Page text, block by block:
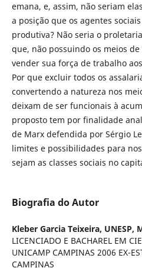
emana, e, assim, não seriam
a posição que os agentes
produtiva? Não seria o
que, não possuindo os meios
vender sua força de trabalho
Por que excluir todos os
convertendo a natureza nos
deixam de ser funcionais à
proposto tem por finalidade
de Marx defendida por Sérgio
limites e possibilidades para
sejam as classes sociais no
Biografia do Autor
Kleber Garcia Teixeira, UNESP,
LICENCIADO E BACHAREL EM
UNICAMP CAMPINAS 2006 EX-
CAMPINAS